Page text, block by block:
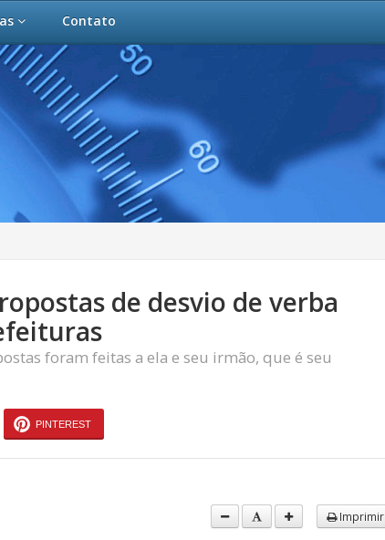
Contato
de desvio de verba
foram feitas a ela e seu irmão, que é seu
PINTEREST
Imprimir